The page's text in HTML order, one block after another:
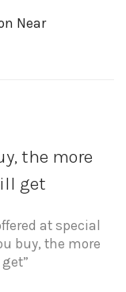
Near
the more
get
at special
buy, the more